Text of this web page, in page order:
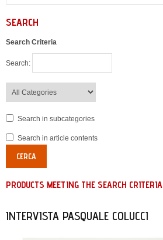
SEARCH
Search Criteria
Search:
Search in subcategories
Search in article contents
PRODUCTS MEETING THE SEARCH CRITERIA
INTERVISTA PASQUALE COLUCCI